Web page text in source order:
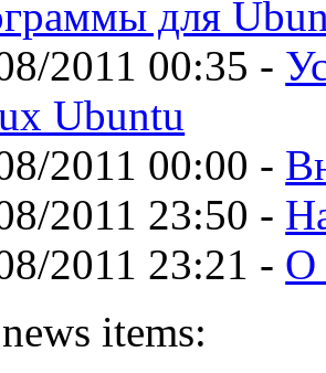
для
2011 00:35 -
Ubuntu
2011 00:00 -
2011 23:50 -
2011 23:21 - О
items: